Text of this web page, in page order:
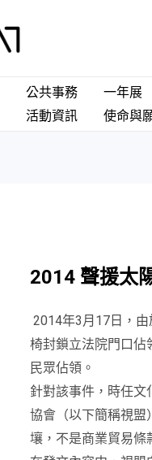
公共事務 一年展
活動資訊 使命與
2014 聲援太
2014年3月17日，
椅封鎖立法院門口佔
民眾佔領。
針對該事件，時任
協會（以下簡稱視盟
壤，不是商業貿易條